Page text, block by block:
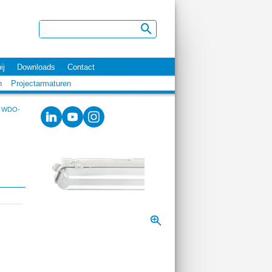
Downloads
Contact
Projectarmaturen
WDO-